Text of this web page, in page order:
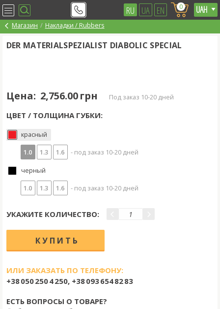
RU UA EN 0
Магазин Накладки / Rubbers
DER MATERIALSPEZIALIST DIABOLIC SPECIAL
Цена: 2,756.00 грн под заказ 10-20 дней
ЦВЕТ / ТОЛЩИНА ГУБКИ:
красный
1.0
1.3 1.6 - под заказ 10-20 дней
черный
1.0
1.3 1.6 - под заказ 10-20 дней
УКАЖИТЕ КОЛИЧЕСТВО:
ИЛИ ЗАКАЗАТЬ ПО ТЕЛЕФОНУ:
+38 050 250 4 250, +38 093 654 82 83
ЕСТЬ ВОПРОСЫ О ТОВАРЕ?